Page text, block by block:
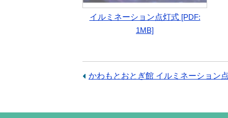
イルミネーション点灯式 [PDF:
1MB]
前
事：
かわもとおとぎ館 イルミネーション